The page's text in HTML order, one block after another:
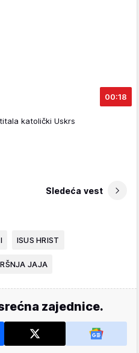
00:18
katolički Uskrs
Sledeća vest
ISUS HRIST
JAJA
zajednice.